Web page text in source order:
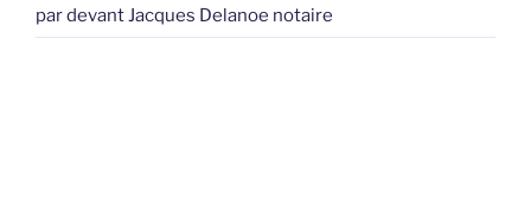
par devant Jacques Delanoe notaire